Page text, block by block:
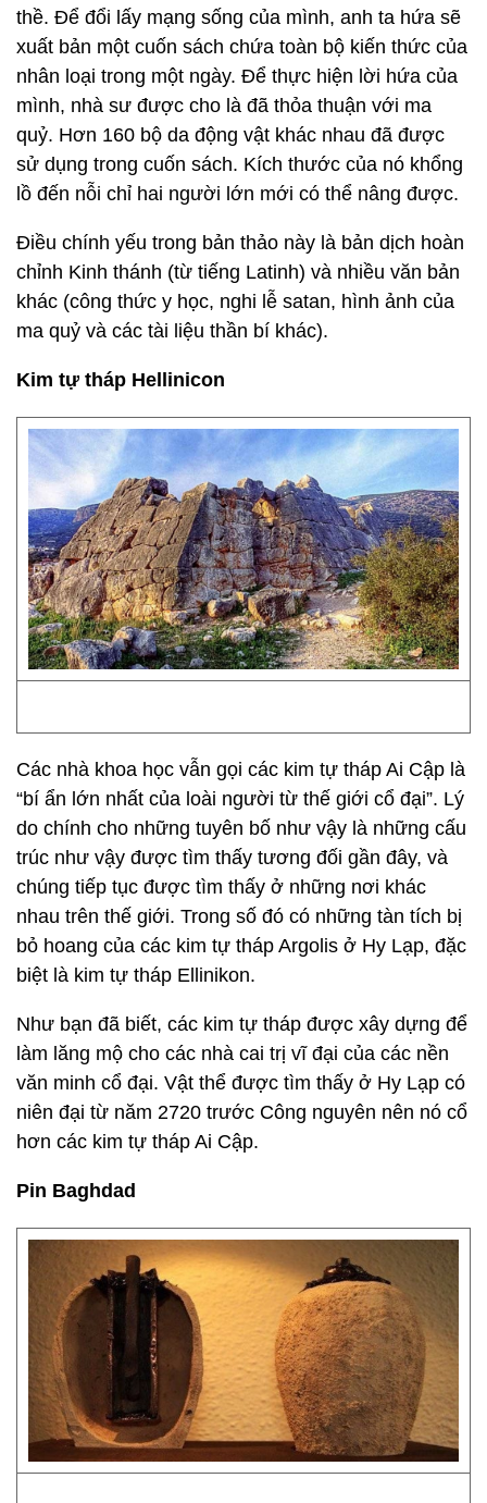
thề. Để đổi lấy mạng sống của mình, anh ta hứa sẽ
xuất bản một cuốn sách chứa toàn bộ kiến ​​thức của
nhân loại trong một ngày. Để thực hiện lời hứa của
mình, nhà sư được cho là đã thỏa thuận với ma
quỷ. Hơn 160 bộ da động vật khác nhau đã được
sử dụng trong cuốn sách. Kích thước của nó khổng
lồ đến nỗi chỉ hai người lớn mới có thể nâng được.
Điều chính yếu trong bản thảo này là bản dịch hoàn
chỉnh Kinh thánh (từ tiếng Latinh) và nhiều văn bản
khác (công thức y học, nghi lễ satan, hình ảnh của
ma quỷ và các tài liệu thần bí khác).
Kim tự tháp Hellinicon
Các nhà khoa học vẫn gọi các kim tự tháp Ai Cập là
“bí ẩn lớn nhất của loài người từ thế giới cổ đại”. Lý
do chính cho những tuyên bố như vậy là những cấu
trúc như vậy được tìm thấy tương đối gần đây, và
chúng tiếp tục được tìm thấy ở những nơi khác
nhau trên thế giới. Trong số đó có những tàn tích bị
bỏ hoang của các kim tự tháp Argolis ở Hy Lạp, đặc
biệt là kim tự tháp Ellinikon.
Như bạn đã biết, các kim tự tháp được xây dựng để
làm lăng mộ cho các nhà cai trị vĩ đại của các nền
văn minh cổ đại. Vật thể được tìm thấy ở Hy Lạp có
niên đại từ năm 2720 trước Công nguyên nên nó cổ
hơn các kim tự tháp Ai Cập.
Pin Baghdad